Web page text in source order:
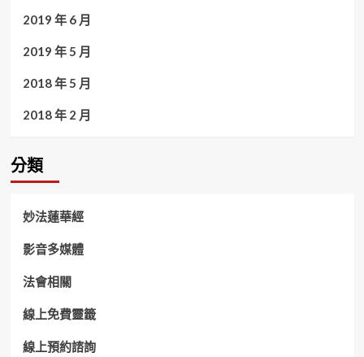
2019 年 6 月
2019 年 5 月
2018 年 5 月
2018 年 2 月
分類
妙法蓮華經
影音多媒體
法會相關
線上免費靈籤
線上預約諮詢